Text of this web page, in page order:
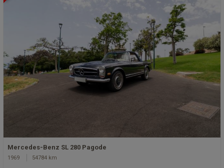
Mercedes-Benz SL 280 Pagode
1969 54784 km